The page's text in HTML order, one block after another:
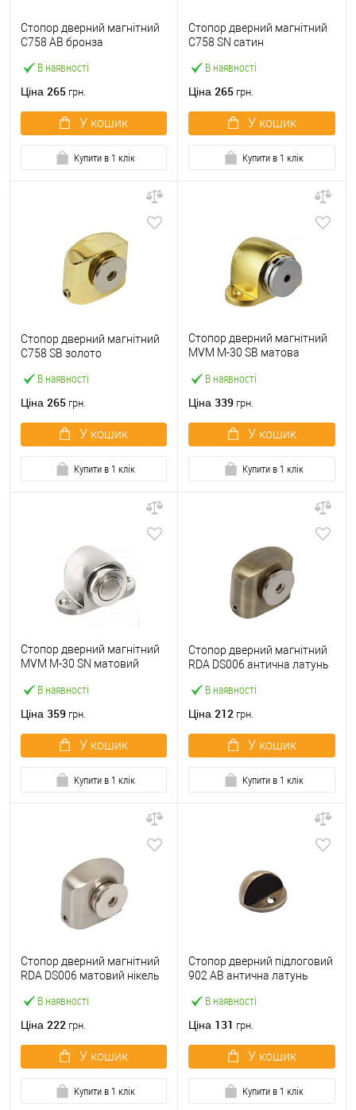
В наявності
Стопор дверний магнітний
C758 AB бронза
Ціна 265 грн.
У кошик
Купити в 1 клік
В наявності
Стопор дверний магнітний
C758 SN сатин
Ціна 265 грн.
У кошик
Купити в 1 клік
В наявності
Стопор дверний магнітний
C758 SВ золото
Ціна 265 грн.
У кошик
Купити в 1 клік
В наявності
Стопор дверний магнітний
MVM M-30 SB матова
Ціна 339 грн.
У кошик
Купити в 1 клік
В наявності
Стопор дверний магнітний
MVM M-30 SN матовий
Ціна 359 грн.
У кошик
Купити в 1 клік
В наявності
Стопор дверний магнітний
RDA DS006 антична латунь
Ціна 212 грн.
У кошик
Купити в 1 клік
В наявності
Стопор дверний магнітний
RDA DS006 матовий нікель
Ціна 222 грн.
У кошик
Купити в 1 клік
В наявності
Стопор дверний підлоговий
902 AB антична латунь
Ціна 131 грн.
У кошик
Купити в 1 клік